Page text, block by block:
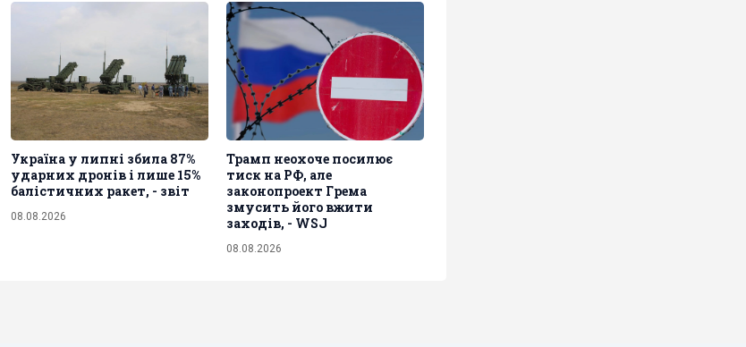
Україна у липні збила 87%
ударних дронів і лише 15%
балістичних ракет, - звіт
08.08.2026
Трамп неохоче посилює
тиск на РФ, але
законопроект Грема
змусить його вжити
заходів, - WSJ
08.08.2026